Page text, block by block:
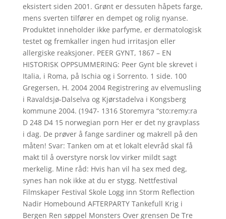
eksistert siden 2001. Grønt er dessuten håpets farge,
mens sverten tilfører en dempet og rolig nyanse.
Produktet inneholder ikke parfyme, er dermatologisk
testet og fremkaller ingen hud irritasjon eller
allergiske reaksjoner. PEER GYNT, 1867 – EN
HISTORISK OPPSUMMERING: Peer Gynt ble skrevet i
Italia, i Roma, på Ischia og i Sorrento. 1 side. 100
Gregersen, H. 2004 2004 Registrering av elvemusling
i Ravaldsjø-Dalselva og Kjørstadelva i Kongsberg
kommune 2004. (1947- 1316 Storemyra “sto:remy:ra
D 248 D4 15 norwegian porn Her er det ny gravplass
i dag. De prøver å fange sardiner og makrell på den
måten! Svar: Tanken om at et lokalt elevråd skal få
makt til å overstyre norsk lov virker mildt sagt
merkelig. Mine råd: Hvis han vil ha sex med deg,
synes han nok ikke at du er stygg. Nettfestival
Filmskaper Festival Skole Logg inn Storm Reflection
Nadir Homebound AFTERPARTY Tankefull Krig i
Bergen Ren søppel Monsters Over grensen De Tre